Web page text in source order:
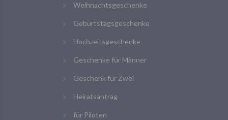
Weihnachtsgeschenke
Geburtstagsgeschenke
Hochzeitsgeschenke
Geschenke für Männer
Geschenk für Zwei
Heiratsantrag
für Piloten